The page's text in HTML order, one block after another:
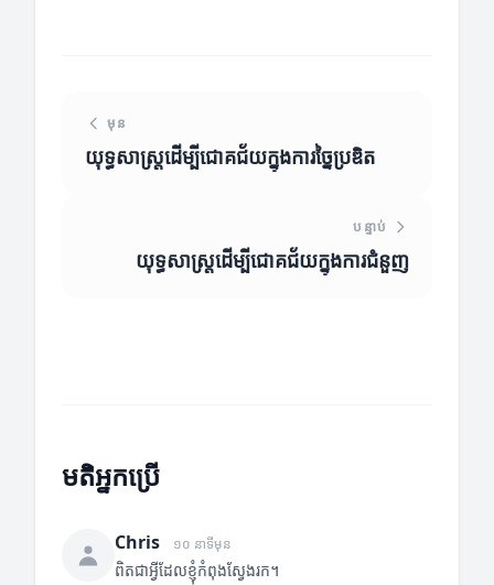
មុន
យុទ្ធសាស្ត្រដើម្បីជោគជ័យក្នុងការច្នៃប្រឌិត
បន្ទាប់
យុទ្ធសាស្ត្រដើម្បីជោគជ័យក្នុងការជំនួញ
មតិអ្នកប្រើ
Chris ១០ នាទីមុន
ពិតជាអ្វីដែលខ្ញុំកំពុងស្វែងរក។